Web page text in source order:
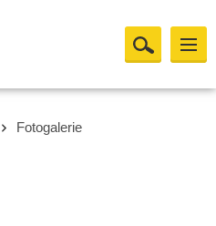
Fotogalerie